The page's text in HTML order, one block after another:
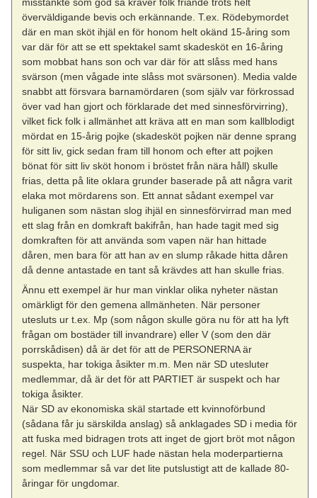
överväldigande bevis och erkännande. T.ex. Rödebymordet
där en man sköt ihjäl en för honom helt okänd 15-åring som
var där för att se ett spektakel samt skadesköt en 16-åring
som mobbat hans son och var där för att slåss med hans
svärson (men vågade inte slåss mot svärsonen). Media valde
snabbt att försvara barnamördaren (som själv var förkrossad
över vad han gjort och förklarade det med sinnesförvirring),
vilket fick folk i allmänhet att kräva att en man som kallblodigt
mördat en 15-årig pojke (skadesköt pojken när denne sprang
för sitt liv, gick sedan fram till honom och efter att pojken
bönat för sitt liv sköt honom i bröstet från nära håll) skulle
frias, detta på lite oklara grunder baserade på att några varit
elaka mot mördarens son. Ett annat sådant exempel var
huliganen som nästan slog ihjäl en sinnesförvirrad man med
ett slag från en domkraft bakifrån, han hade tagit med sig
domkraften för att använda som vapen när han hittade
dåren, men bara för att han av en slump råkade hitta dåren
då denne antastade en tant så krävdes att han skulle frias.
Ännu ett exempel är hur man vinklar olika nyheter nästan
omärkligt för den gemena allmänheten. När personer
utesluts ur t.ex. Mp (som någon skulle göra nu för att ha lyft
frågan om bostäder till invandrare) eller V (som den där
porrskådisen) då är det för att de PERSONERNA är
suspekta, har tokiga åsikter m.m. Men när SD utesluter
medlemmar, då är det för att PARTIET är suspekt och har
tokiga åsikter.
När SD av ekonomiska skäl startade ett kvinnoförbund
(sådana får ju särskilda anslag) så anklagades SD i media för
att fuska med bidragen trots att inget de gjort bröt mot någon
regel. När SSU och LUF hade nästan hela moderpartierna
som medlemmar så var det lite putslustigt att de kallade 80-
åringar för ungdomar.